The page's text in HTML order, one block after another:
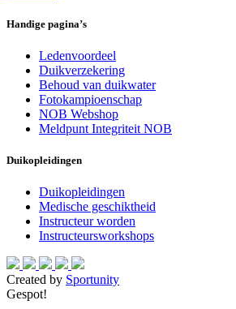
Handige pagina’s
Ledenvoordeel
Duikverzekering
Behoud van duikwater
Fotokampioenschap
NOB Webshop
Meldpunt Integriteit NOB
Duikopleidingen
Duikopleidingen
Medische geschiktheid
Instructeur worden
Instructeursworkshops
Created by Sportunity
Gespot!